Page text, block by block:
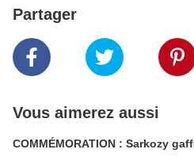
Partager
Vous aimerez aussi
COMMÉMORATION : Sarkozy